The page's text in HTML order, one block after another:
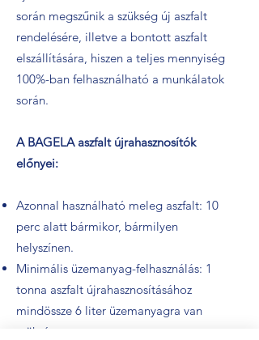
során megszűnik a szükség új aszfalt
rendelésére, illetve a bontott aszfalt
elszállítására, hiszen a teljes mennyiség
100%-ban felhasználható a munkálatok
során.
A BAGELA aszfalt újrahasznosítók
előnyei:
Azonnal használható meleg aszfalt: 10
perc alatt bármikor, bármilyen
helyszínen.
Minimális üzemanyag-felhasználás: 1
tonna aszfalt újrahasznosításához
mindössze 6 liter üzemanyagra van
szükség.